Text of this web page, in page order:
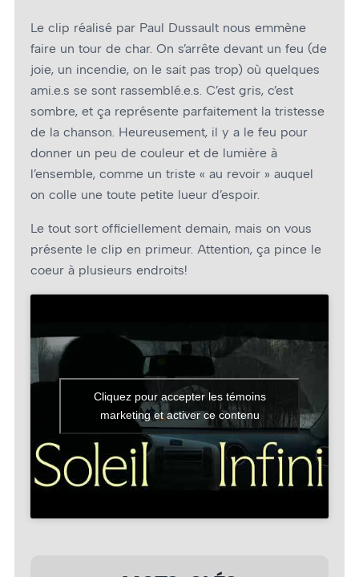
Le clip réalisé par Paul Dussault nous emmène
faire un tour de char. On s’arrête devant un feu (de
joie, un incendie, on le sait pas trop) où quelques
ami.e.s se sont rassemblé.e.s. C’est gris, c’est
sombre, et ça représente parfaitement la tristesse
de la chanson. Heureusement, il y a le feu pour
donner un peu de couleur et de lumière à
l’ensemble, comme un triste « au revoir » auquel
on colle une toute petite lueur d’espoir.
Le tout sort officiellement demain, mais on vous
présente le clip en primeur. Attention, ça pince le
coeur à plusieurs endroits!
Cliquez pour accepter les témoins
marketing et activer ce contenu